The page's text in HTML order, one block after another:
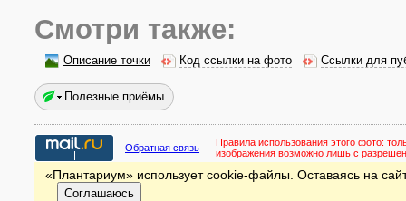
Смотри также:
Описание точки Код ссылки на фото Ссылки для
Полезные приёмы
Обратная связь Правила использования этого фото:
изображения возможно лишь с
«Плантариум» использует cookie-файлы. Оставаясь на
Соглашаюсь